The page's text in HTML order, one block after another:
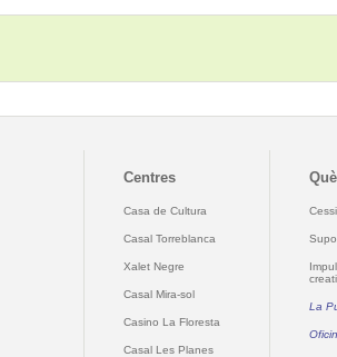
Centres
Casa de Cultura
Casal Torreblanca
Xalet Negre
Casal Mira-sol
Casino La Floresta
Casal Les Planes
La